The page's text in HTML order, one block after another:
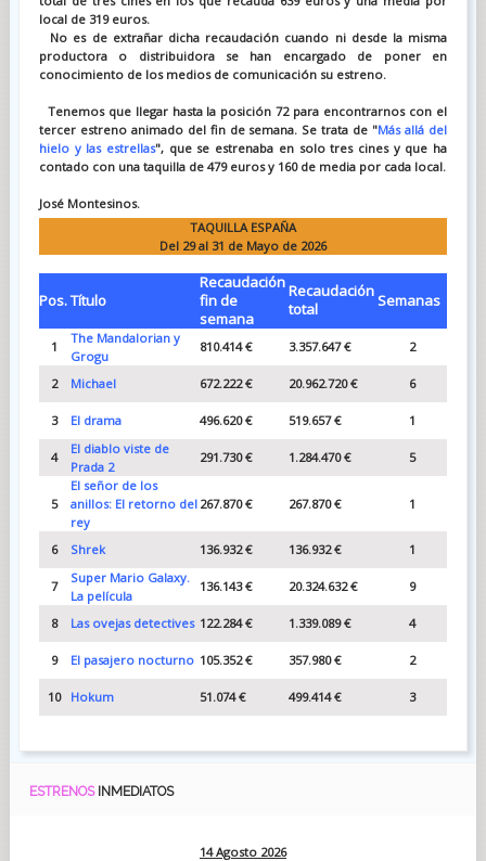
local de 319 euros.
No es de extrañar dicha recaudación cuando ni desde la misma
productora o distribuidora se han encargado de poner en
conocimiento de los medios de comunicación su estreno.
Tenemos que llegar hasta la posición 72 para encontrarnos con el
tercer estreno animado del fin de semana. Se trata de "Más allá del
hielo y las estrellas", que se estrenaba en solo tres cines y que ha
contado con una taquilla de 479 euros y 160 de media por cada local.
José Montesinos.
TAQUILLA ESPAÑA
Del 29 al 31 de Mayo de 2026
Pos.Título
Recaudación
fin de
semana
Recaudación
total
Semanas
1
The Mandalorian y
Grogu
810.414€ 3.357.647 € 2
2 Michael 672.222 € 20.962.720€ 6
3 El drama 496.620 € 519.657 € 1
4
El diablo viste de
Prada 2
291.730 € 1.284.470€ 5
5
El señor de los
anillos: El retorno del
rey
267.870 € 267.870 € 1
6 Shrek 136.932 € 136.932 € 1
7
Super Mario Galaxy.
La película
136.143 € 20.324.632 € 9
8 Las ovejas detectives 122.284 € 1.339.089 € 4
9 El pasajero nocturno 105.352 € 357.980 € 2
10 Hokum 51.074 € 499.414 € 3
ESTRENOS INMEDIATOS
14 Agosto 2026